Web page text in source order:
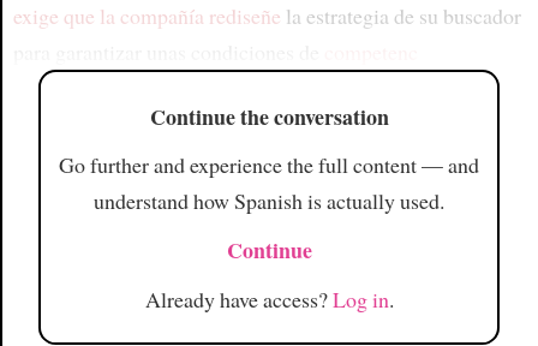
exige que la compañía rediseñe la estrategia de su buscador
Continue the conversation
Go further and experience the full content — and
understand how Spanish is actually used.
Continue
Already have access?Log in.